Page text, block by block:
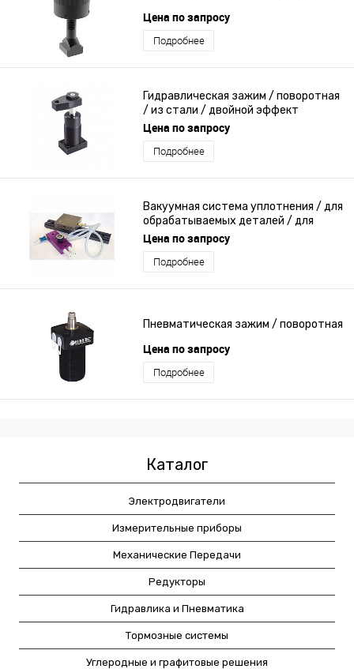
Цена по запросу
Подробнее
Гидравлическая зажим / поворотная
/ из стали / двойной эффект
Цена по запросу
Подробнее
Вакуумная система уплотнения / для
обрабатываемых деталей / для
мехобработки
Цена по запросу
Подробнее
Пневматическая зажим / поворотная
Цена по запросу
Подробнее
Каталог
Электродвигатели
Измерительные приборы
Механические Передачи
Редукторы
Гидравлика и Пневматика
Тормозные системы
Углеродные и графитовые решения